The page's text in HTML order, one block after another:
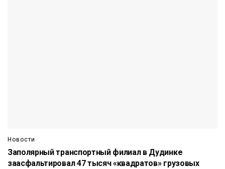
Новости
Заполярный транспортный филиал в Дудинке
заасфальтировал 47 тысяч «квадратов» грузовых